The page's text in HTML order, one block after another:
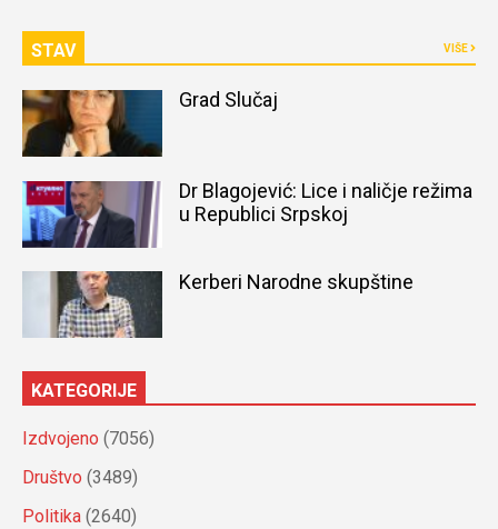
STAV VIŠE
Grad Slučaj
Dr Blagojević: Lice i naličje režima
u Republici Srpskoj
Kerberi Narodne skupštine
KATEGORIJE
Izdvojeno (7056)
Društvo (3489)
Politika (2640)